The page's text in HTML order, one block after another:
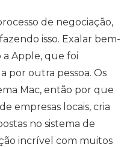
de negociação,
isso. Exalar bem-
Apple, que foi
por outra pessoa. Os
Mac, então por que
empresas locais, cria
no sistema de
incrível com muitos